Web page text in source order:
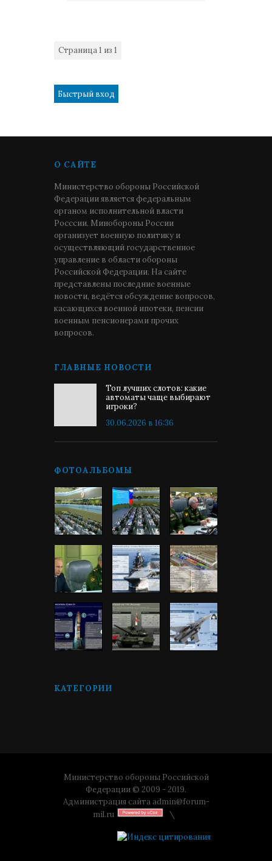
Страница1 из 1
О САЙТЕ
Министерство обороны Российской
Федерации является федеральным
органом исполнительной власти
Росссии. Минобороны России
организует военную политику и
осуществляющий государственное
управление в области обороны
Российской Федерации. На сайте
представлены последние военные
новости, ведётся обсуждение вопросов,
касающихся военной ипотеки, пенсии
военным пенсионерами прочих
вопросов.
ГЛАВНЫЕ НОВОСТИ
Топ лучших слотов: какие
автоматы чаще выбирают
игроки?
30.06.2026 в 16:36
ФОТОАЛЬБОМЫ
КАТЕГОРИИ
Министерство обороны Российской
Федерации © 2009 - 2019.
Администрация сайта admin@forum-
mil.ru